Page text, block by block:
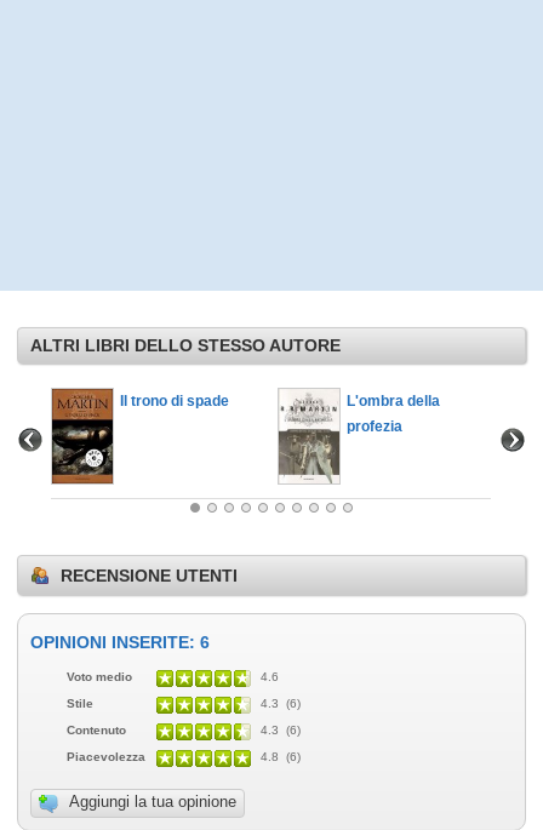
ALTRI LIBRI DELLO STESSO AUTORE
Il trono di spade
L'ombra della
profezia
RECENSIONE UTENTI
OPINIONI INSERITE: 6
Voto medio
4.6
Stile
4.3 (6)
Contenuto
4.3 (6)
Piacevolezza
4.8 (6)
Aggiungi la tua opinione